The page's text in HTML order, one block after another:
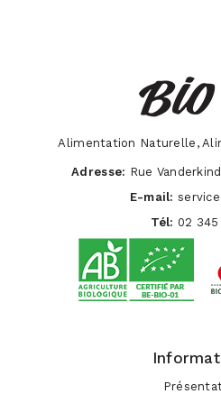
Alimentation Naturelle,
Adresse: Rue
E-mail:
Tél: 02 345